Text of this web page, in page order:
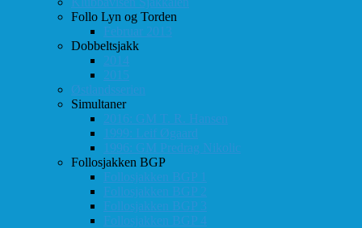
Follo Lyn og Torden
Februar 2013
Dobbeltsjakk
2014
2015
Østlandsserien
Simultaner
2016: GM T. R. Hansen
1999: Leif Øgaard
1996: GM Predrag Nikolic
Follosjakken BGP
Follosjakken BGP 1
Follosjakken BGP 2
Follosjakken BGP 3
Follosjakken BGP 4